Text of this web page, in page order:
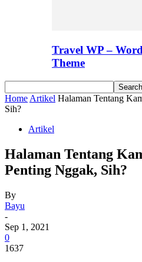
Travel WP –
Theme
Home Artikel Halaman Tentang
Sih?
Artikel
Halaman Tentang
Penting Nggak, Sih?
By
Bayu
-
Sep 1, 2021
0
1637